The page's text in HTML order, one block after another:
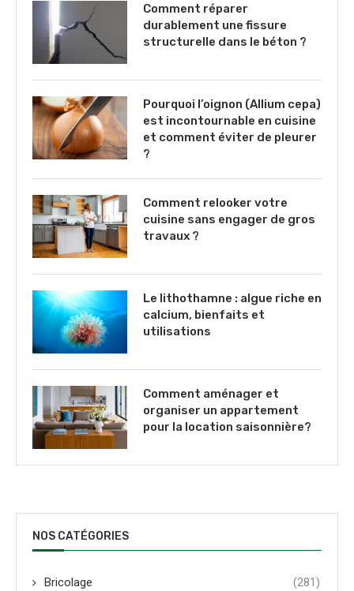
Comment réparer
durablement une fissure
structurelle dans le béton ?
Pourquoi l’oignon (Allium cepa)
est incontournable en cuisine
et comment éviter de pleurer
?
Comment relooker votre
cuisine sans engager de gros
travaux ?
Le lithothamne : algue riche en
calcium, bienfaits et
utilisations
Comment aménager et
organiser un appartement
pour la location saisonnière?
NOS CATÉGORIES
Bricolage (281)